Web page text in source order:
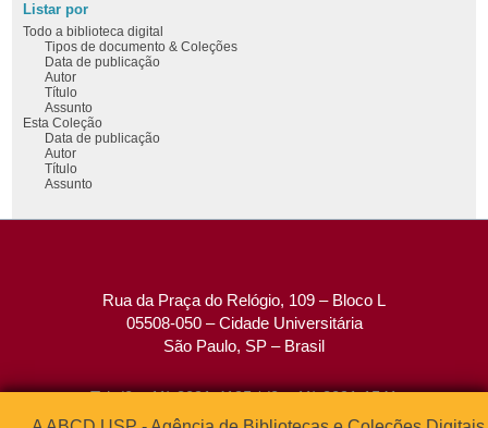
Listar por
Todo a biblioteca digital
Tipos de documento & Coleções
Data de publicação
Autor
Título
Assunto
Esta Coleção
Data de publicação
Autor
Título
Assunto
Rua da Praça do Relógio, 109 – Bloco L
05508-050 – Cidade Universitária
São Paulo, SP – Brasil
Tel: (0xx11) 3091-4195 / (0xx11) 3091-1541
Fax: (0xx11) 3091-1567